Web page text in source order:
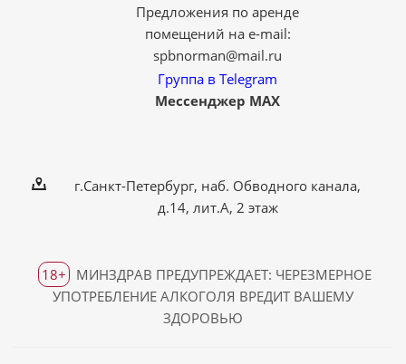
Предложения по аренде
помещений на e-mail:
spbnorman@mail.ru
Группа в Telegram
Мессенджер MAX
г.Санкт-Петербург, наб. Обводного канала,
д.14, лит.А, 2 этаж
18+
МИНЗДРАВ ПРЕДУПРЕЖДАЕТ: ЧЕРЕЗМЕРНОЕ
УПОТРЕБЛЕНИЕ АЛКОГОЛЯ ВРЕДИТ ВАШЕМУ
ЗДОРОВЬЮ